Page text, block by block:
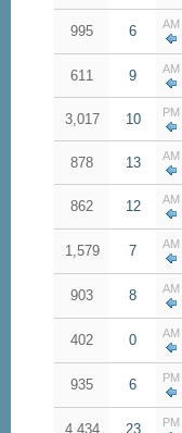
6
995
9
611
10
3,017
13
878
12
862
7
1,579
8
903
0
402
6
935
23
4,434